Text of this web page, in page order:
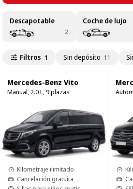
Descapotable
2
Coche de lujo
Filtros 1 Sin depósito 11
Mercedes-Benz Vito
Manual, 2.0 L, 9 plazas
Kilometraje ilimitado
Cancelación gratuita